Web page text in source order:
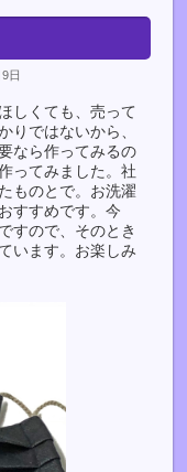
日
しくても、売って
りではないから、
なら作ってみるの
ってみました。社
ものとで。お洗濯
すすめです。今
すので、そのとき
います。お楽しみ